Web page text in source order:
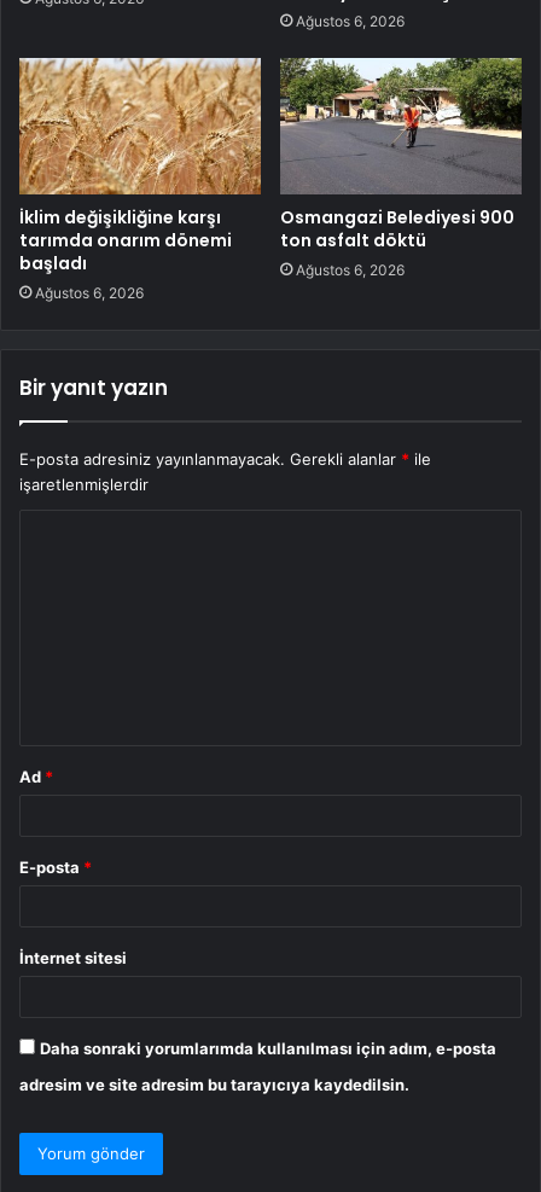
Ağustos 6, 2026
İklim değişikliğine karşı
tarımda onarım dönemi
başladı
Ağustos 6, 2026
Osmangazi Belediyesi 900
ton asfalt döktü
Ağustos 6, 2026
Bir yanıt yazın
E-posta adresiniz yayınlanmayacak. Gerekli alanlar * ile
işaretlenmişlerdir
Ad *
E-posta *
İnternet sitesi
Daha sonraki yorumlarımda kullanılması için adım, e-posta
adresim ve site adresim bu tarayıcıya kaydedilsin.